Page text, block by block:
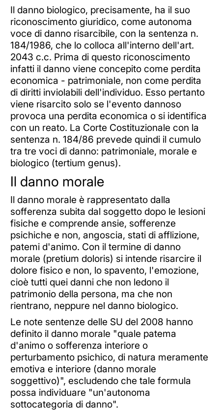
Il danno biologico, precisamente, ha il suo
riconoscimento giuridico, come autonoma
voce di danno risarcibile, con la sentenza n.
184/1986, che lo colloca all'interno dell'art.
2043 c.c. Prima di questo riconoscimento
infatti il danno viene concepito come perdita
economica - patrimoniale, non come perdita
di diritti inviolabili dell'individuo. Esso pertanto
viene risarcito solo se l'evento dannoso
provoca una perdita economica o si identifica
con un reato. La Corte Costituzionale con la
sentenza n. 184/86 prevede quindi il cumulo
tra tre voci di danno: patrimoniale, morale e
biologico (tertium genus).
Il danno morale
Il danno morale è rappresentato dalla
sofferenza subita dal soggetto dopo le lesioni
fisiche e comprende ansie, sofferenze
psichiche e non, angoscia, stati di afflizione,
patemi d'animo. Con il termine di danno
morale (pretium doloris) si intende risarcire il
dolore fisico e non, lo spavento, l'emozione,
cioè tutti quei danni che non ledono il
patrimonio della persona, ma che non
rientrano, neppure nel danno biologico.
Le note sentenze delle SU del 2008 hanno
definito il danno morale "quale patema
d'animo o sofferenza interiore o
perturbamento psichico, di natura meramente
emotiva e interiore (danno morale
soggettivo)", escludendo che tale formula
possa individuare "un'autonoma
sottocategoria di danno".